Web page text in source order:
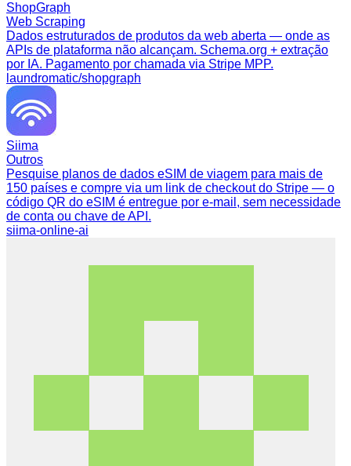
ShopGraph
Web Scraping
Dados estruturados de produtos da web aberta — onde as
APIs de plataforma não alcançam. Schema.org + extração
por IA. Pagamento por chamada via Stripe MPP.
laundromatic/shopgraph
Siima
Outros
Pesquise planos de dados eSIM de viagem para mais de
150 países e compre via um link de checkout do Stripe — o
código QR do eSIM é entregue por e-mail, sem necessidade
de conta ou chave de API.
siima-online-ai